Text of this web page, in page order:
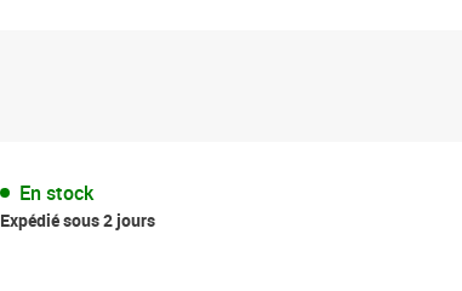
En stock
Expédié sous 2 jours